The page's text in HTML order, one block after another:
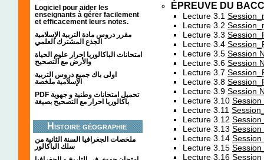
Logiciel pour aider les
enseignants à gérer facilement
et efficacement leurs notes.
مقرر دروس مادة التربية الإسلامية
الجذع المشترك العلمي
امتحانات الباكالوريا احرار علوم الحياة
والأرض مع التصحيح
اولى باك جميع دروس التربية
الإسلامية ملخصة
PDF تحميل امتحانات وطنية و جهوية
باكالوريا احرار مع التصحيح بصيغة
Histoire géographie
ملخصات الجغرافيا السنة الثانية من
سلك الباكالور
ÉPREUVE DU
Lecture 3.1
Lecture 3.2
Lecture 3.3
Lecture 3.4
Lecture 3.5 Session
Lecture 3.6 Session
Lecture 3.7
Lecture 3.8
Lecture 3.9 Session
Lecture 3.10
Lecture 3.11
Lecture 3.12
Lecture 3.13 Session
Lecture 3.14
Lecture 3.15
Lecture 3.16